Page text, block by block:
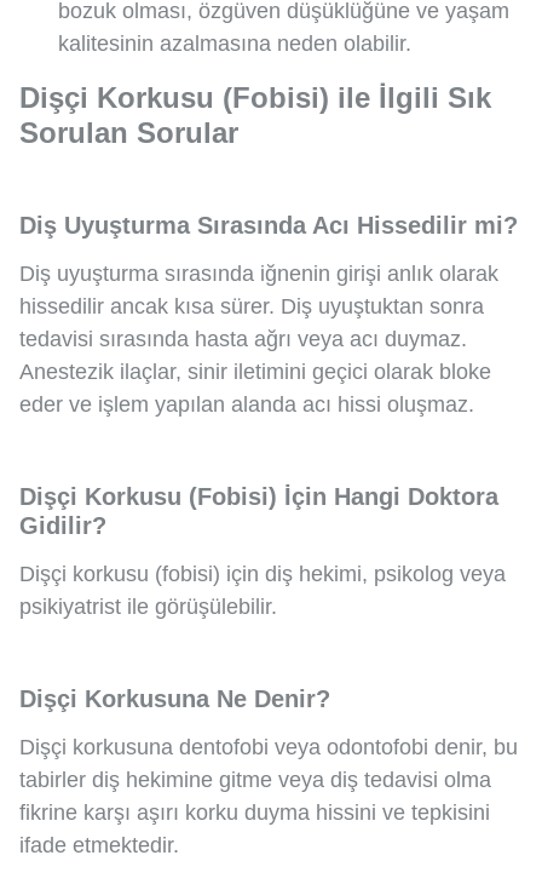
bozuk olması, özgüven düşüklüğüne ve yaşam
kalitesinin azalmasına neden olabilir.
Dişçi Korkusu (Fobisi) ile İlgili Sık
Sorulan Sorular
Diş Uyuşturma Sırasında Acı Hissedilir mi?
Diş uyuşturma sırasında iğnenin girişi anlık olarak
hissedilir ancak kısa sürer. Diş uyuştuktan sonra
tedavisi sırasında hasta ağrı veya acı duymaz.
Anestezik ilaçlar, sinir iletimini geçici olarak bloke
eder ve işlem yapılan alanda acı hissi oluşmaz.
Dişçi Korkusu (Fobisi) İçin Hangi Doktora
Gidilir?
Dişçi korkusu (fobisi) için diş hekimi, psikolog veya
psikiyatrist ile görüşülebilir.
Dişçi Korkusuna Ne Denir?
Dişçi korkusuna dentofobi veya odontofobi denir, bu
tabirler diş hekimine gitme veya diş tedavisi olma
fikrine karşı aşırı korku duyma hissini ve tepkisini
ifade etmektedir.